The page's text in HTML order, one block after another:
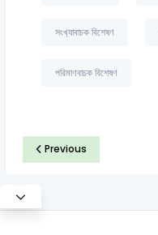
সংখ‍্যাবাচক বিশেষণ
পরিমাণবাচক বিশেষণ
Previous